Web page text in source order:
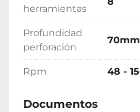
herramientas
Profundidad
perforación
70mm
Rpm 48 -
Documentos